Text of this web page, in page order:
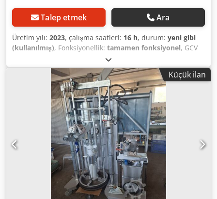
Talep etmek Ara
Üretim yılı: 2023, çalışma saatleri: 16 h, durum: yeni gibi
(kullanılmış), Fonksiyonellik: tamamen fonksiyonel, GCV
Glass Picasso V2 260 cam boyama makinesi, üretim yılı
2023, durumu - yeni gibi. OTOMATİK BOYAMA MAKİNESİ
GCV Picasso-V2 260 Maks. Cam Genişliği (mm): 2600 mm
Maks. Cam Uzunluğu (mm): sınırsız Maks. Cam Ağırlığı (kg):
600 kg Min. Cam Boyutu * Genişlik * Uzunluk (mm): G 220
mm * U 900 mm (tek panel boyutu) EK ÜRETİM
EKİPMANLARI Dkedpfszhagkex Alier 1 adet tekerlekli
taşıma masası 1 adet büyük kurutma ve depolama standı
Renk paletli taşınabilir numune panoları Pigment standlı
mikser, Kap sayısı: 24, Kap hacmi: 2,3 l
Küçük ilan